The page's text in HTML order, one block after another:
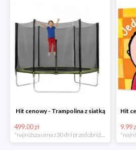
Hit cenowy - Trampolina z siatką
499.00 zł 9.99